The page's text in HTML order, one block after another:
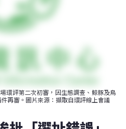
環評第二次初審，因生態調查、鯨豚及鳥
再審。圖片來源：擷取自環評線上會議